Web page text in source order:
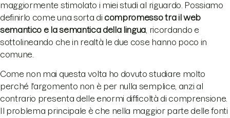
maggiormente stimolato i miei studi al riguardo. Possiamo
definirlo come una sorta di compromesso tra il web
semantico e la semantica della lingua , ricordando e
sottolineando che in realtà le due cose hanno poco in
comune.
Come non mai questa volta ho dovuto studiare molto
perché l'argomento non è per nulla semplice, anzi al
contrario presenta delle enormi difficoltà di comprensione.
Il problema principale è che nella maggior parte delle fonti